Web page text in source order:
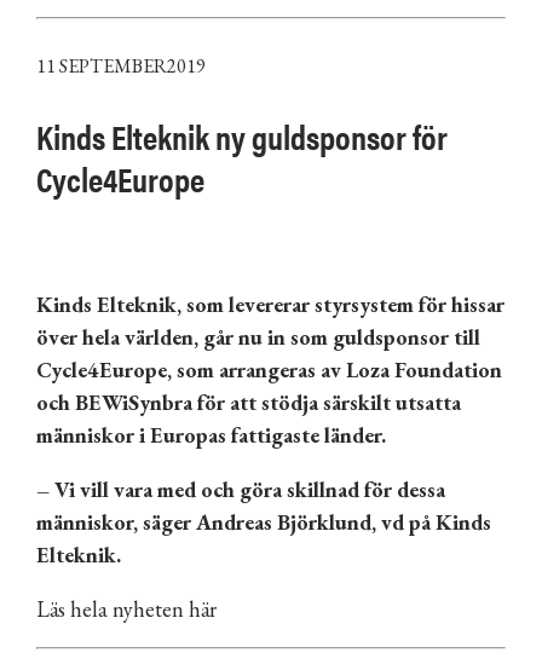
11 SEPTEMBER2019
Kinds Elteknik ny guldsponsor för
Cycle4Europe
Kinds Elteknik, som levererar styrsystem för hissar
över hela världen, går nu in som guldsponsor till
Cycle4Europe, som arrangeras av Loza Foundation
och BEWiSynbra för att stödja särskilt utsatta
människor i Europas fattigaste länder.
– Vi vill vara med och göra skillnad för dessa
människor, säger Andreas Björklund, vd på Kinds
Elteknik.
Läs hela nyheten här